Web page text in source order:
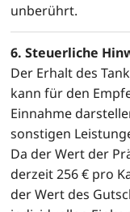
unberührt.
6. Steuerliche
Der Erhalt des
kann für den
Einnahme
sonstigen
Da der Wert der
derzeit 256 € pro
der Wert des